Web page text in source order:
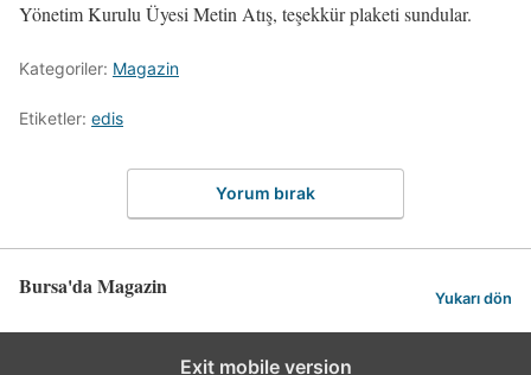
Yönetim Kurulu Üyesi Metin Atış, teşekkür plaketi sundular.
Kategoriler: Magazin
Etiketler: edis
Yorum bırak
Bursa'da Magazin Yukarı dön
Exit mobile version